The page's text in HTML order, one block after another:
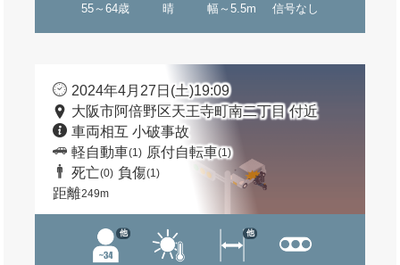
55～64歳 晴 幅～5.5m 信号なし
2024年4月27日(土)19:09
大阪市阿倍野区天王寺町南二丁目 付近
車両相互 小破事故
軽自動車(1) 原付自転車(1)
死亡(0) 負傷(1)
距離249m
他 他